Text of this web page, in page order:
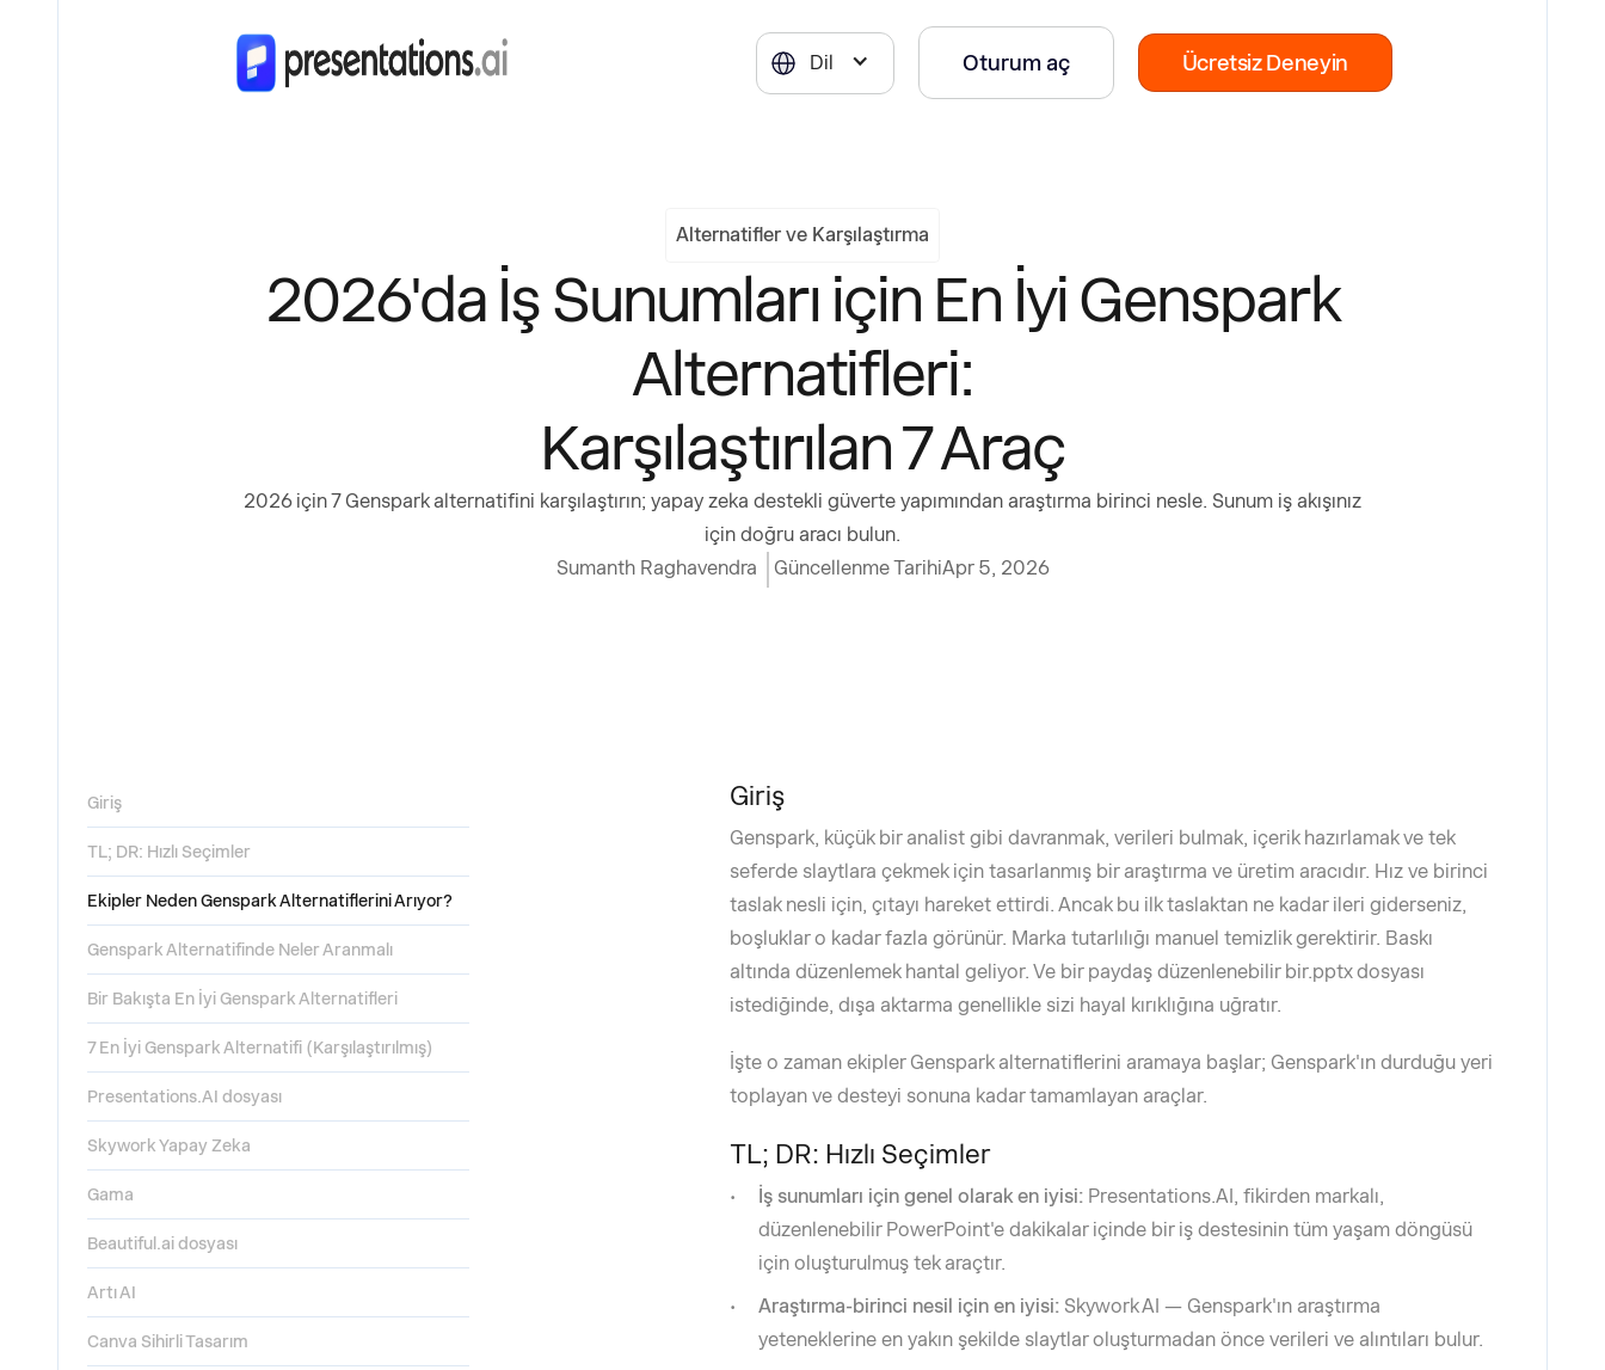
Dil Oturum aç Ücretsiz Deneyin
Alternatifler ve Karşılaştırma
2026'da İş Sunumları için En İyi Genspark
Alternatifleri:
Karşılaştırılan 7 Araç
2026 için 7 Genspark alternatifini karşılaştırın; yapay zeka destekli güverte yapımından araştırma birinci nesle. Sunum iş akışınız
için doğru aracı bulun.
Sumanth Raghavendra
Güncellenme TarihiApr 5, 2026
Giriş
TL; DR: Hızlı Seçimler
Ekipler Neden Genspark Alternatiflerini Arıyor?
Genspark Alternatifinde Neler Aranmalı
Bir Bakışta En İyi Genspark Alternatifleri
7 En İyi Genspark Alternatifi (Karşılaştırılmış)
Presentations.AI dosyası
Skywork Yapay Zeka
Gama
Beautiful.ai dosyası
Artı AI
Canva Sihirli Tasarım
Giriş
Genspark, küçük bir analist gibi davranmak, verileri bulmak, içerik hazırlamak ve tek
seferde slaytlara çekmek için tasarlanmış bir araştırma ve üretim aracıdır. Hız ve birinci
taslak nesli için, çıtayı hareket ettirdi. Ancak bu ilk taslaktan ne kadar ileri giderseniz,
boşluklar o kadar fazla görünür. Marka tutarlılığı manuel temizlik gerektirir. Baskı
altında düzenlemek hantal geliyor. Ve bir paydaş düzenlenebilir bir.pptx dosyası
istediğinde, dışa aktarma genellikle sizi hayal kırıklığına uğratır.
İşte o zaman ekipler Genspark alternatiflerini aramaya başlar; Genspark'ın durduğu yeri
toplayan ve desteyi sonuna kadar tamamlayan araçlar.
TL; DR: Hızlı Seçimler
İş sunumları için genel olarak en iyisi:Presentations.AI, fikirden markalı,
düzenlenebilir PowerPoint'e dakikalar içinde bir iş destesinin tüm yaşam döngüsü
için oluşturulmuş tek araçtır.
Araştırma-birinci nesil için en iyisi:Skywork AI — Genspark'ın araştırma
yeteneklerine en yakın şekilde slaytlar oluşturmadan önce verileri ve alıntıları bulur.